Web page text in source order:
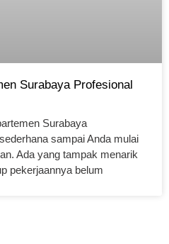
Surabaya Profesional
Surabaya
sampai Anda mulai
Ada yang tampak menarik
pekerjaannya belum